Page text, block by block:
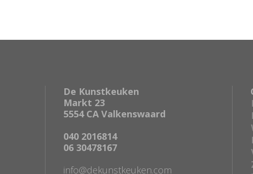
De Kunstkeuken
Markt 23
5554 CA Valkenswaard
040 2016814
06 30478167
info@dekunstkeuken.com